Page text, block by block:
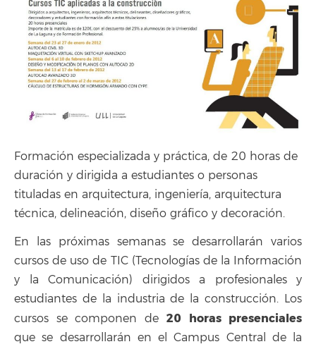
Formación especializada y práctica, de 20 horas de
duración y dirigida a estudiantes o personas
tituladas en arquitectura, ingeniería, arquitectura
técnica, delineación, diseño gráfico y decoración.
En las próximas semanas se desarrollarán varios
cursos de uso de TIC (Tecnologías de la Información
y la Comunicación) dirigidos a profesionales y
estudiantes de la industria de la construcción. Los
cursos se componen de 20 horas presenciales
que se desarrollarán en el Campus Central de la